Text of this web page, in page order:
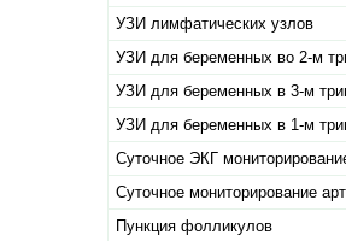
УЗИ лимфатических узлов
УЗИ для беременных во 2-м
УЗИ для беременных в 3-м
УЗИ для беременных в 1-м
Суточное ЭКГ
Суточное мониторирование
Пункция фолликулов